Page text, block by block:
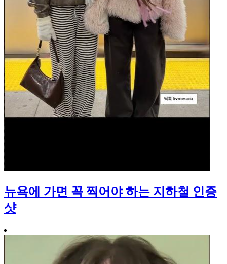
뉴욕에 가면 꼭 찍어야 하는 지하철 인증
샷